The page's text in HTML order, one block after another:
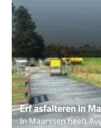
Erf asfalteren in
In Maarssen heeft